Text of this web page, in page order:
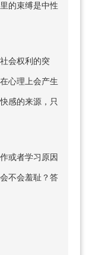
的束缚是中性
会权利的突
心理上会产生
感的来源，只
或者学习原因
不会羞耻？答